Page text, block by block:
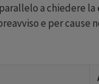
a chiedere la
e per cause